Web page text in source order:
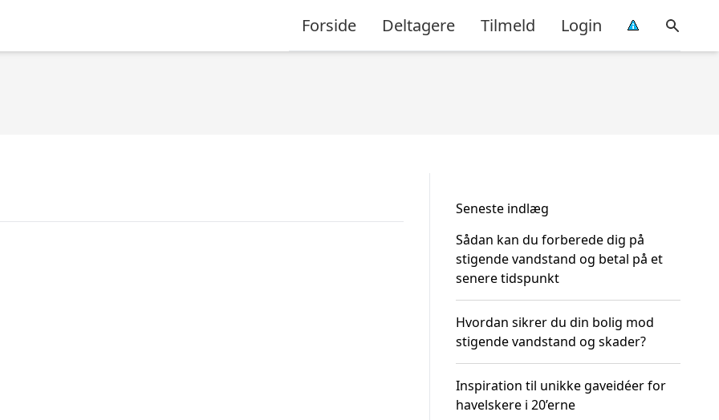
Forside Deltagere Tilmeld Login
Seneste indlæg
Sådan kan du forberede dig på
stigende vandstand og betal på et
senere tidspunkt
Hvordan sikrer du din bolig mod
stigende vandstand og skader?
Inspiration til unikke gaveidéer for
havelskere i 20’erne